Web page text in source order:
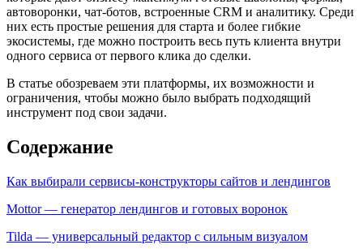
автоворонки, чат‑ботов, встроенные CRM и аналитику. Среди
них есть простые решения для старта и более гибкие
экосистемы, где можно построить весь путь клиента внутри
одного сервиса от первого клика до сделки.
В статье обозреваем эти платформы, их возможности и
ограничения, чтобы можно было выбрать подходящий
инструмент под свои задачи.
Содержание
Как выбирали сервисы-конструкторы сайтов и лендингов
Mottor — генератор лендингов и готовых воронок
Tilda — универсальный редактор с сильным визуалом